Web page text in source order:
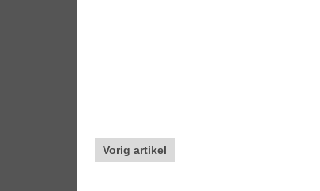
Vorig artikel